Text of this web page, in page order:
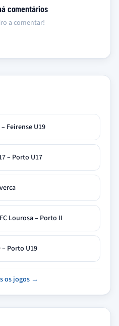
comentários
a comentar!
Feirense U19
– Porto U17
Lourosa – Porto II
– Porto U19
os jogos →